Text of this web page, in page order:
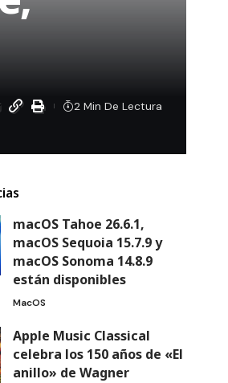
2 Min De Lectura
macOS Tahoe 26.6.1,
macOS Sequoia 15.7.9 y
macOS Sonoma 14.8.9
están disponibles
MacOS
Apple Music Classical
celebra los 150 años de «El
anillo» de Wagner